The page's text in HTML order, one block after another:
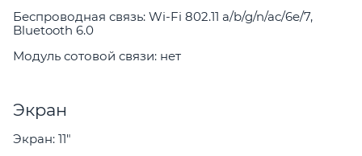
Беспроводная связь: Wi-Fi 802.11 a/b/g/n/ac/6e/7,
Bluetooth 6.0
Модуль сотовой связи: нет
Экран
Экран: 11"